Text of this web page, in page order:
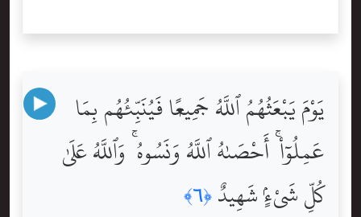
يَوْمَ يَبْعَثُهُمُ ٱللَّهُ جَمِيعًۭا فَيُنَبِّئُهُم بِمَا
عَمِلُوٓاْ ۚ أَحْصَىٰهُ ٱللَّهُ وَنَسُوهُ ۚ وَٱللَّهُ عَلَىٰ
كُلِّ شَىْءٍۢ شَهِيدٌ ﴿٦﴾